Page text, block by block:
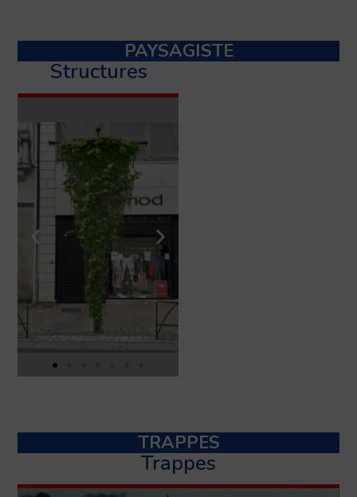
PAYSAGISTE
Structures
TRAPPES
Trappes